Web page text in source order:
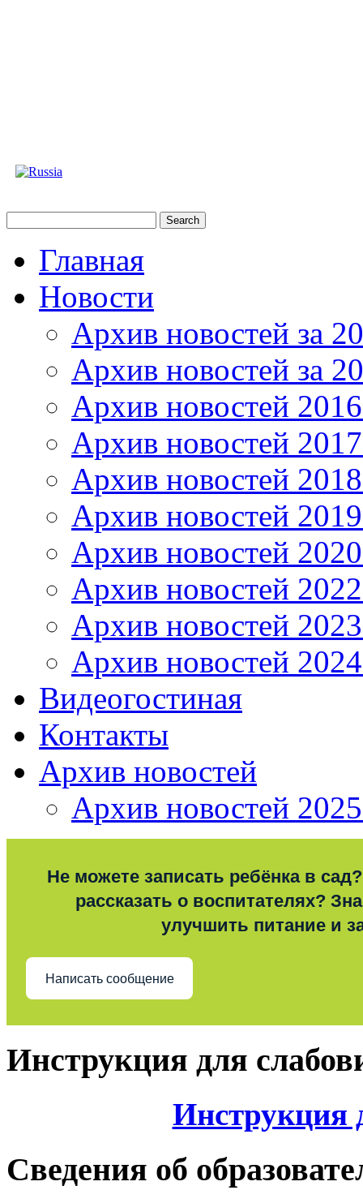
Главная
Новости
Архив новостей за
Архив новостей за
Архив новостей
Архив новостей
Архив новостей
Архив новостей
Архив новостей
Архив новостей
Архив новостей
Архив новостей
Видеогостиная
Контакты
Архив новостей
Архив новостей
Не можете записать ребёнка в
рассказать о воспитателях?
улучшить питание и
Написать сообщение
Инструкция для
Инструкция
Сведения об